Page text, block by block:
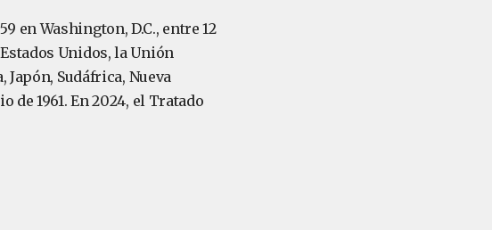
en Washington, D.C., entre 12
Unidos, la Unión
Sudáfrica, Nueva
de 1961. En 2024, el Tratado